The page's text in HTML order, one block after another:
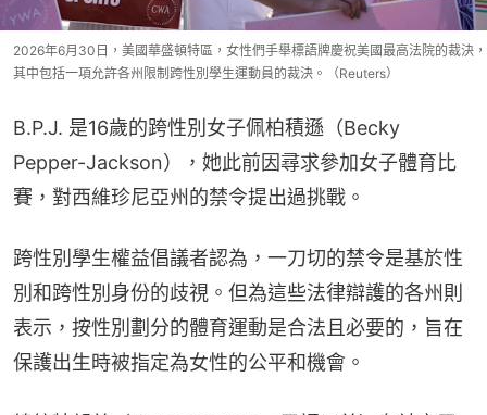
2026年6月30日，美國華盛頓特區，女性們手舉標語牌慶祝美國最高法院的裁決，
其中包括一項允許各州限制跨性別學生運動員的裁決。（Reuters）
B.P.J. 是16歲的跨性別女子佩柏積遜（Becky
Pepper-Jackson），她此前因尋求參加女子體育比
賽，對西維珍尼亞州的禁令提出過挑戰。
跨性別學生權益倡議者認為，一刀切的禁令是基於性
別和跨性別身份的歧視。但為這些法律辯護的各州則
表示，按性別劃分的體育運動是合法且必要的，旨在
保護出生時被指定為女性的公平和機會。